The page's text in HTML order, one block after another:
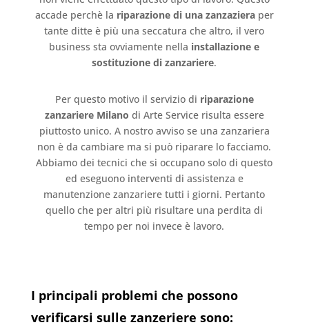
accade perchè la riparazione di una zanzazieraper
tante ditte è più una seccatura che altro, il vero
business sta ovviamente nella installazione e
sostituzione di zanzariere.
Per questo motivo il servizio di riparazione
zanzariere Milano di Arte Service risulta essere
piuttosto unico. A nostro avviso se una zanzariera
non è da cambiare ma si può riparare lo facciamo.
Abbiamo dei tecnici che si occupano solo di questo
ed eseguono interventi di assistenza e
manutenzione zanzariere tutti i giorni. Pertanto
quello che per altri più risultare una perdita di
tempo per noi invece è lavoro.
I principali problemi che possono
verificarsi sulle zanzeriere sono: